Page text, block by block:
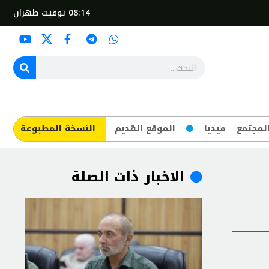
08:14 توقيت طهران
المجتمع ميديا الموقع القديم ​النسخة المطبوعة
الاخبار ذات الصلة